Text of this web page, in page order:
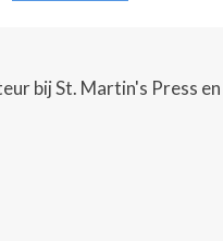
bij St. Martin's Press